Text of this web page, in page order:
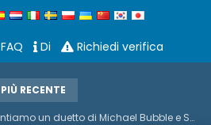
FAQ Di Richiedi verifica
PIÙ RECENTE
Promo: Questo Natale presentiamo un duetto di Michael Bubble e Sax